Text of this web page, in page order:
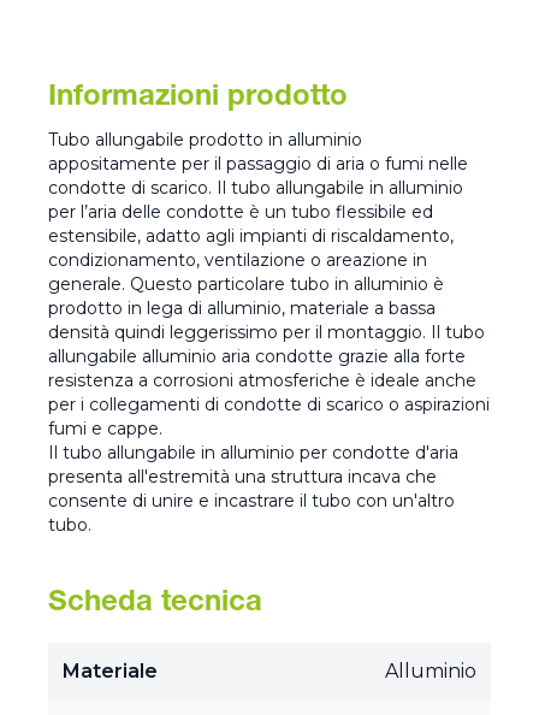
Informazioni prodotto
Tubo allungabile prodotto in alluminio
appositamente per il passaggio di aria o fumi nelle
condotte di scarico. Il tubo allungabile in alluminio
per l’aria delle condotte è un tubo flessibile ed
estensibile, adatto agli impianti di riscaldamento,
condizionamento, ventilazione o areazione in
generale. Questo particolare tubo in alluminio è
prodotto in lega di alluminio, materiale a bassa
densità quindi leggerissimo per il montaggio. Il tubo
allungabile alluminio aria condotte grazie alla forte
resistenza a corrosioni atmosferiche è ideale anche
per i collegamenti di condotte di scarico o aspirazioni
fumi e cappe.
Il tubo allungabile in alluminio per condotte d'aria
presenta all'estremità una struttura incava che
consente di unire e incastrare il tubo con un'altro
tubo.
Scheda tecnica
Materiale Alluminio